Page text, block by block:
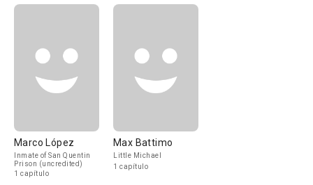
Marco López
Inmate of San Quentin
Prison (uncredited)
1 capítulo
Max Battimo
Little Michael
1 capítulo